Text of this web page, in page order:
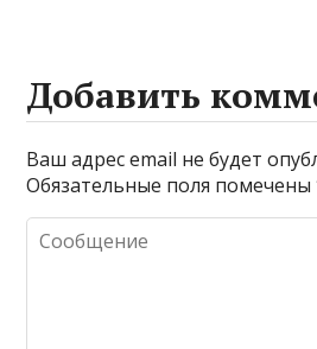
Добавить
Ваш адрес email не будет
Обязательные поля помечены